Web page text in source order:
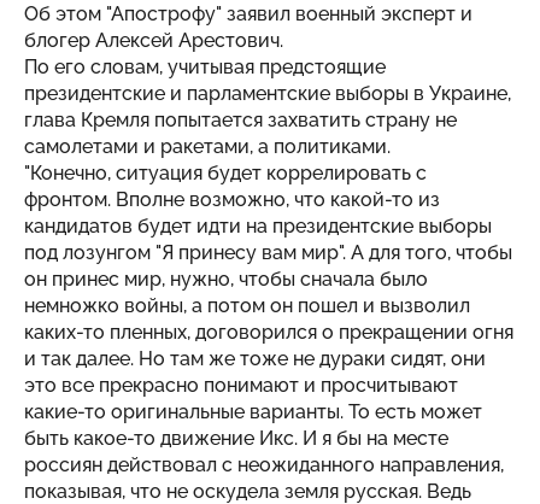
Об этом "Апострофу" заявил военный эксперт и
блогер Алексей Арестович.
По его словам, учитывая предстоящие
президентские и парламентские выборы в Украине,
глава Кремля попытается захватить страну не
самолетами и ракетами, а политиками.
"Конечно, ситуация будет коррелировать с
фронтом. Вполне возможно, что какой-то из
кандидатов будет идти на президентские выборы
под лозунгом "Я принесу вам мир". А для того, чтобы
он принес мир, нужно, чтобы сначала было
немножко войны, а потом он пошел и вызволил
каких-то пленных, договорился о прекращении огня
и так далее. Но там же тоже не дураки сидят, они
это все прекрасно понимают и просчитывают
какие-то оригинальные варианты. То есть может
быть какое-то движение Икс. И я бы на месте
россиян действовал с неожиданного направления,
показывая, что не оскудела земля русская. Ведь